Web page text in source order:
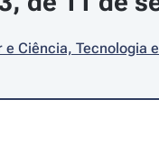
Ciência, Tecnologia